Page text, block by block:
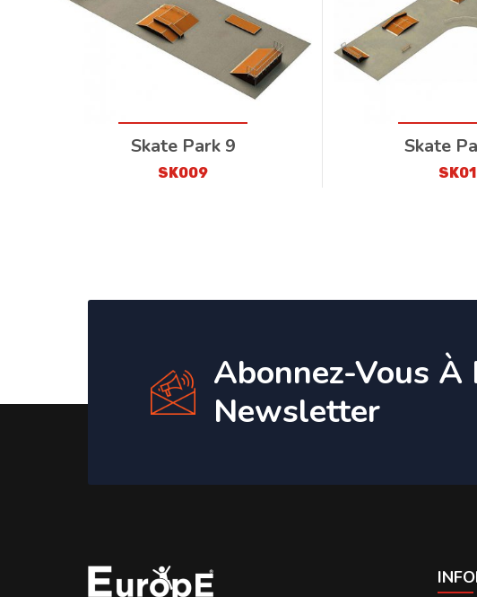
Skate Park 9
SK009
Skate
Abonnez-Vous À
Newsletter